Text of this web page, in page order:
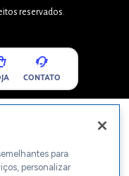
reservados.
CONTATO
para
personalizar